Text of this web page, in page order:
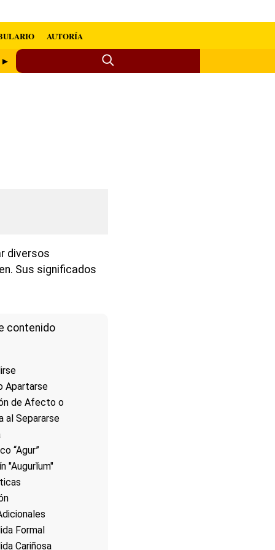
AUTORÍA
►
diversos
Sus significados
contenido
Apartarse
de Afecto o
al Separarse
“Agur”
"Augurĭum"
Formal
Cariñosa